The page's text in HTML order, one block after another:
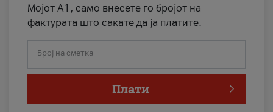
Мојот А1, само внесете го бројот на
фактурата што сакате да ја платите.
Број на сметка
Плати